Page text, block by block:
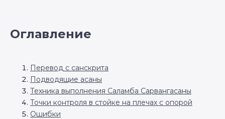
Оглавление
Перевод с санскрита
Подводящие асаны
Техника выполнения Саламба Сарвангасаны
Точки контроля в стойке на плечах с опорой
Ошибки